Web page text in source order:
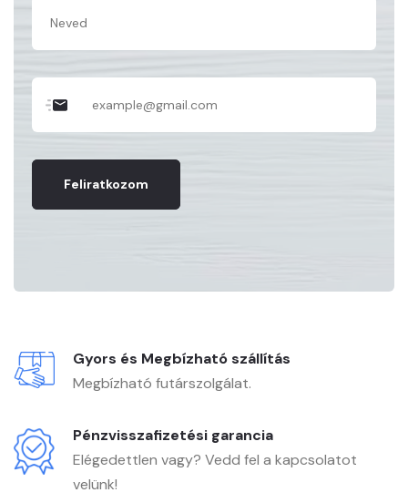
Feliratkozom
Gyors és Megbízható szállítás
Megbízható futárszolgálat.
Pénzvisszafizetési garancia
Elégedettlen vagy? Vedd fel a kapcsolatot
velünk!